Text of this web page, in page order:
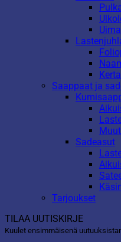
Saappaat ja
Sadeasut
Tarjoukset
TILAA UUTISKIRJE
Kuulet ensimmäisenä